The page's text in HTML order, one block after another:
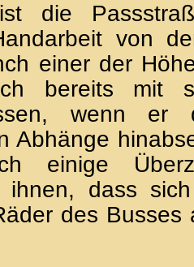
die
von
einer der
bereits mit
wenn er
Abhänge
einige
ihnen, dass
des Busses